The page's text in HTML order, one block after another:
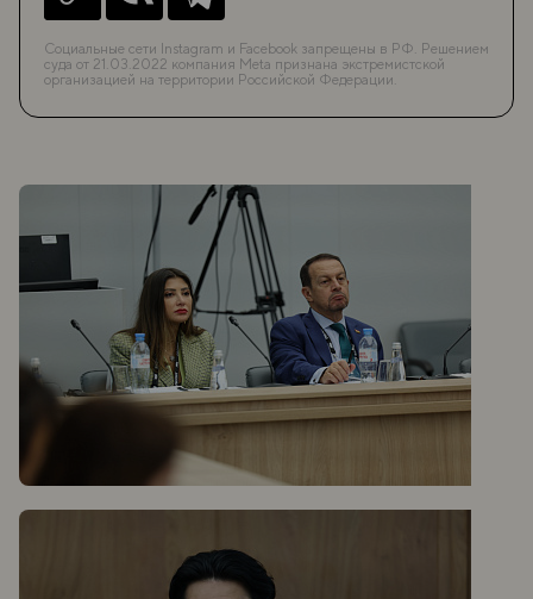
Социальные сети Instagram и Facebook запрещены в РФ. Решением
суда от 21.03.2022 компания Meta признана экстремистской
организацией на территории Российской Федерации.